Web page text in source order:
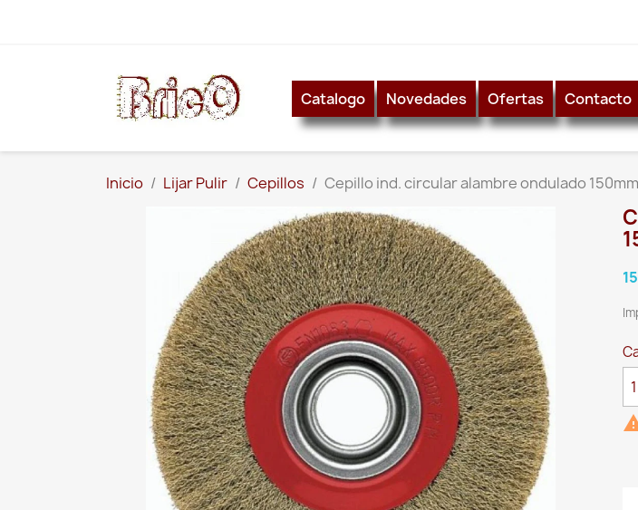
Catalogo Novedades Ofertas Contacto
Inicio Lijar Pulir Cepillos Cepillo ind. circular alambre ondulado